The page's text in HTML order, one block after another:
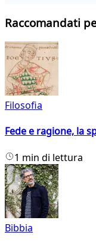
Raccomandati
Filosofia
Fede e ragione, la
1 min di lettura
Bibbia